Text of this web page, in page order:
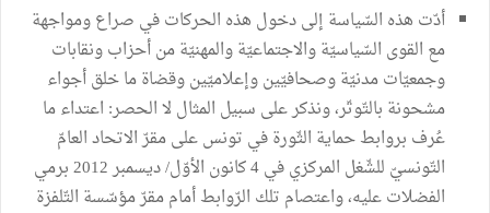
أدّت هذه السّياسة إلى دخول هذه الحركات في صراع ومواجهة
مع القوى السّياسيّة والاجتماعيّة والمهنيّة من أحزاب ونقابات
وجمعيّات مدنيّة وصحافيّين وإعلاميّين وقضاة ما خلق أجواء
مشحونة بالتّوتّر، ونذكر على سبيل المثال لا الحصر: اعتداء ما
عُرف بروابط حماية الثّورة في تونس على مقرّ الاتحاد العامّ
التّونسيّ للشّغل المركزي في 4 كانون الأوّل/ ديسمبر 2012 برمي
الفضلات عليه، واعتصام تلك الرّوابط أمام مقرّ مؤسّسة التّلفزة